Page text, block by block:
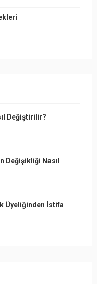
Değiştirilir?
Değişikliği Nasıl
Üyeliğinden İstifa